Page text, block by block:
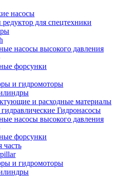
насосы
для спецтехники
насосы высокого давления
форсунки
и гидромоторы
и расходные материалы
Гидронасосы
насосы высокого давления
форсунки
часть
и гидромоторы